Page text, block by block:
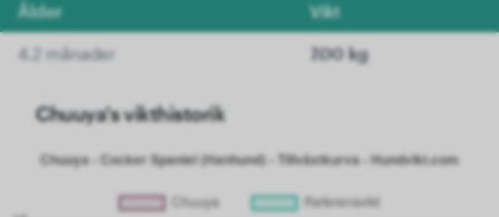
Ålder Vikt
4.2 månader 7.00 kg
Chuuya's vikthistorik